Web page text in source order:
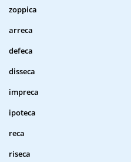
zoppica
arreca
defeca
disseca
impreca
ipoteca
reca
riseca